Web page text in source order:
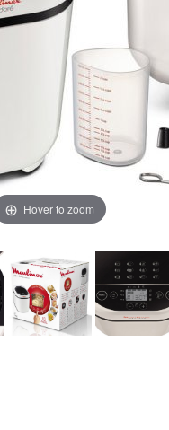
Hover to zoom